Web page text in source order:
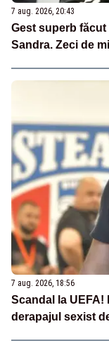
7 aug. 2026, 20:43
Gest superb
Sandra. Zeci de
7 aug. 2026, 18:56
Scandal la UEFA!
derapajul sexist